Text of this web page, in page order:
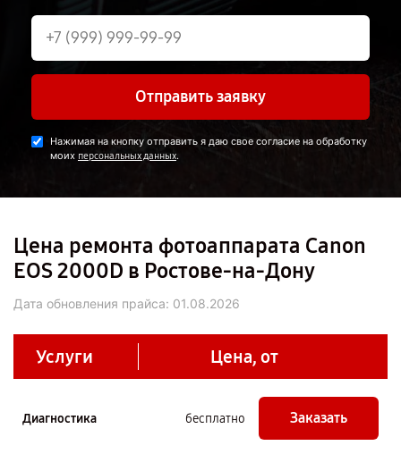
Отправить заявку
Нажимая на кнопку отправить я даю свое согласие на обработку
моих персональных данных.
Цена ремонта фотоаппарата Canon
EOS 2000D в Ростове-на-Дону
Дата обновления прайса: 01.08.2026
Услуги Цена, от
Диагностика бесплатно Заказать